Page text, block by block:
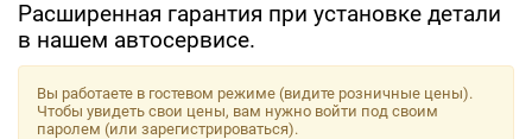
Расширенная гарантия при установке детали
в нашем автосервисе.
Вы работаете в гостевом режиме (видите розничные цены).
Чтобы увидеть свои цены, вам нужно войти под своим
паролем (или зарегистрироваться).